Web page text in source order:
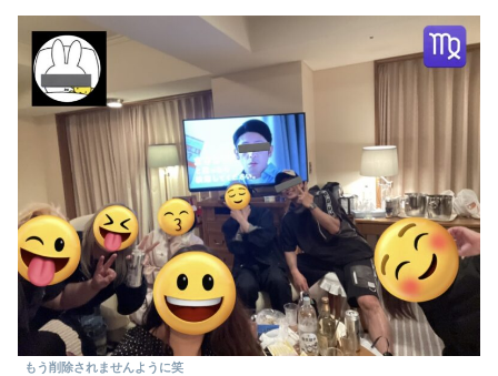
もう削除されませんように笑